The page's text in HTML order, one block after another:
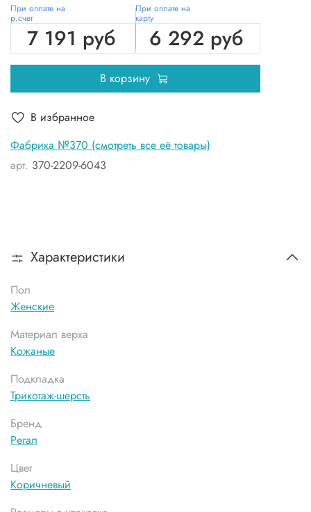
Фабрика №370 (смотреть все её товары)
арт. 370-2209-6043
При оплате на
р.счет
7 191 руб
При оплате на
карту
6 292 руб
В корзину
В избранное
Характеристики
Пол
Женские
Материал верха
Кожаные
Подкладка
Трикотаж-шерсть
Бренд
Регал
Цвет
Коричневый